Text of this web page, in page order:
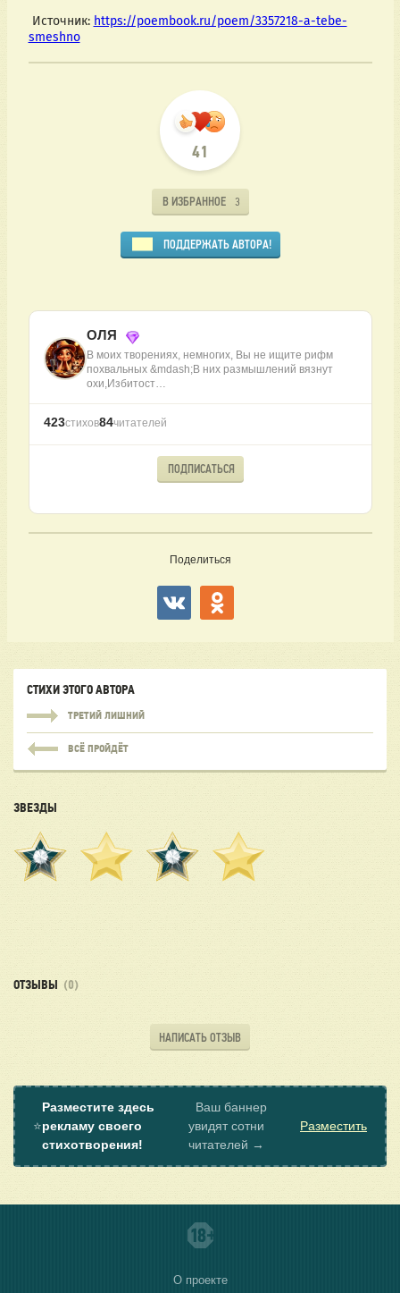
Источник: https://poembook.ru/poem/3357218-a-tebe-
smeshno
41
В ИЗБРАННОЕ 3
ПОДДЕРЖАТЬ АВТОРА!
ОЛЯ
В моих творениях, немногих, Вы не ищите рифм
похвальных &mdash;В них размышлений вязнут
охи,Избитост…
423стихов84читателей
ПОДПИСАТЬСЯ
Поделиться
СТИХИ ЭТОГО АВТОРА
ТРЕТИЙ ЛИШНИЙ
ВСЁ ПРОЙДЁТ
ЗВЕЗДЫ
ОТЗЫВЫ (0)
НАПИСАТЬ ОТЗЫВ
⭐
Разместите здесь
рекламу своего
стихотворения!
Ваш баннер
увидят сотни
читателей →
Разместить
О проекте